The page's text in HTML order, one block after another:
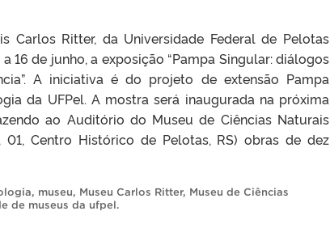
Carlos Ritter, da Universidade Federal de Pelotas
16 de junho, a exposição “Pampa Singular: diálogos
A iniciativa é do projeto de extensão Pampa
da UFPel. A mostra será inaugurada na próxima
ao Auditório do Museu de Ciências Naturais
Centro Histórico de Pelotas, RS) obras de dez
, museu, Museu Carlos Ritter, Museu de Ciências
de museus da ufpel.